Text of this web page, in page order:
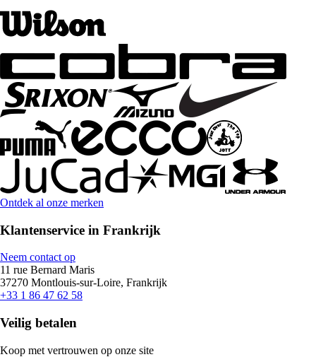
Ontdek al onze merken
Klantenservice in Frankrijk
Neem contact op
11 rue Bernard Maris
37270 Montlouis-sur-Loire, Frankrijk
+33 1 86 47 62 58
Veilig betalen
Koop met vertrouwen op onze site